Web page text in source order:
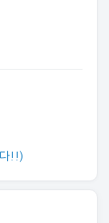
다!!)